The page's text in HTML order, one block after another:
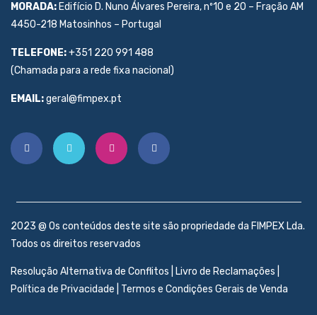
MORADA: Edifício D. Nuno Álvares Pereira, nº10 e 20 – Fração AM
4450-218 Matosinhos – Portugal
TELEFONE:+351 220 991 488
(Chamada para a rede fixa nacional)
EMAIL:geral@fimpex.pt
2023 @ Os conteúdos deste site são propriedade da FIMPEX Lda.
Todos os direitos reservados
Resolução Alternativa de Conflitos Livro de Reclamações
Política de Privacidade
Termos e Condições Gerais de Venda